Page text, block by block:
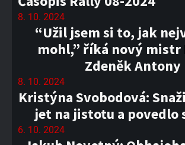
8. 10. 2024
“Užil jsem si to, jak
mohl,” říká nový mistr
Zdeněk Antony
8. 10. 2024
Kristýna Svobodová:
jet na jistotu a povedlo
6. 10. 2024